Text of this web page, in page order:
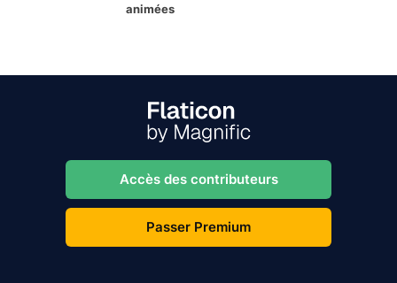
animées
Accès des contributeurs
Passer Premium